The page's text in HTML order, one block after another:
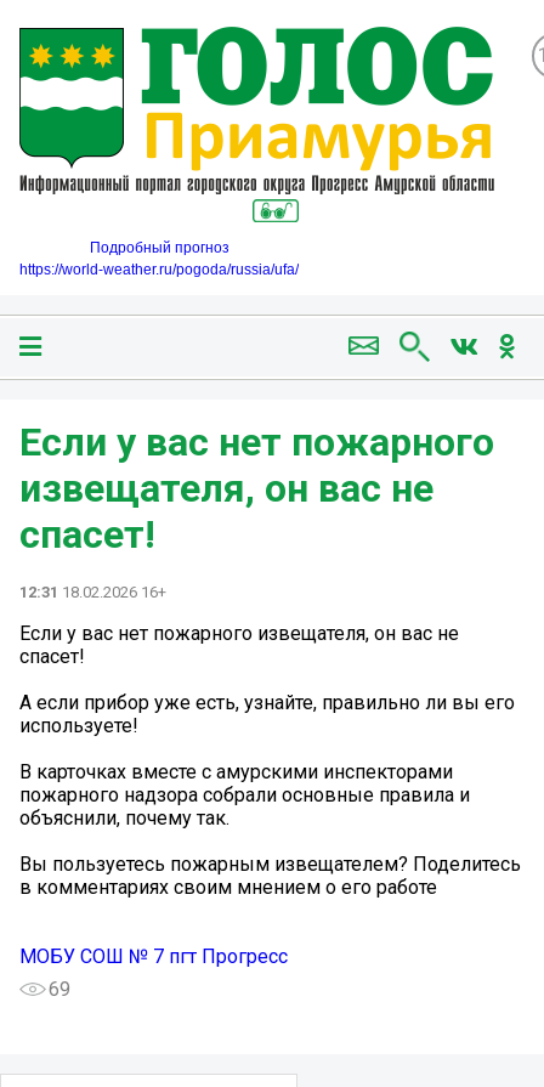
Подробный прогноз
https://world-weather.ru/pogoda/russia/ufa/
Если у вас нет пожарного
извещателя, он вас не
спасет!
12:31 18.02.2026 16+
Если у вас нет пожарного извещателя, он вас не
спасет!
А если прибор уже есть, узнайте, правильно ли вы его
используете!
В карточках вместе с амурскими инспекторами
пожарного надзора собрали основные правила и
объяснили, почему так.
Вы пользуетесь пожарным извещателем? Поделитесь
в комментариях своим мнением о его работе
МОБУ СОШ № 7 пгт Прогресс
69